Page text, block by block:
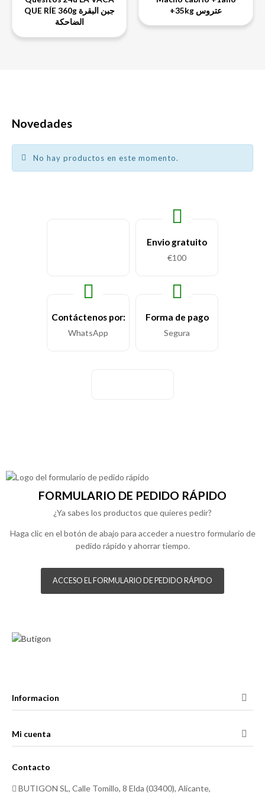
QUE RÍE 360g جبن البقرة
الضاحكة
+35kg عتروس
Novedades
No hay productos en este momento.
Envio gratuito
€100
Contáctenos por:
WhatsApp
Forma de pago
Segura
FORMULARIO DE PEDIDO RÁPIDO
¿Ya sabes los productos que quieres pedir?
Haga clic en el botón de abajo para acceder a nuestro formulario de
pedido rápido y ahorrar tiempo.
ACCESO EL FORMULARIO DE PEDIDO RÁPIDO
Informacion
Mi cuenta
Contacto
BUTIGON SL, Calle Tomillo, 8 Elda (03400), Alicante,